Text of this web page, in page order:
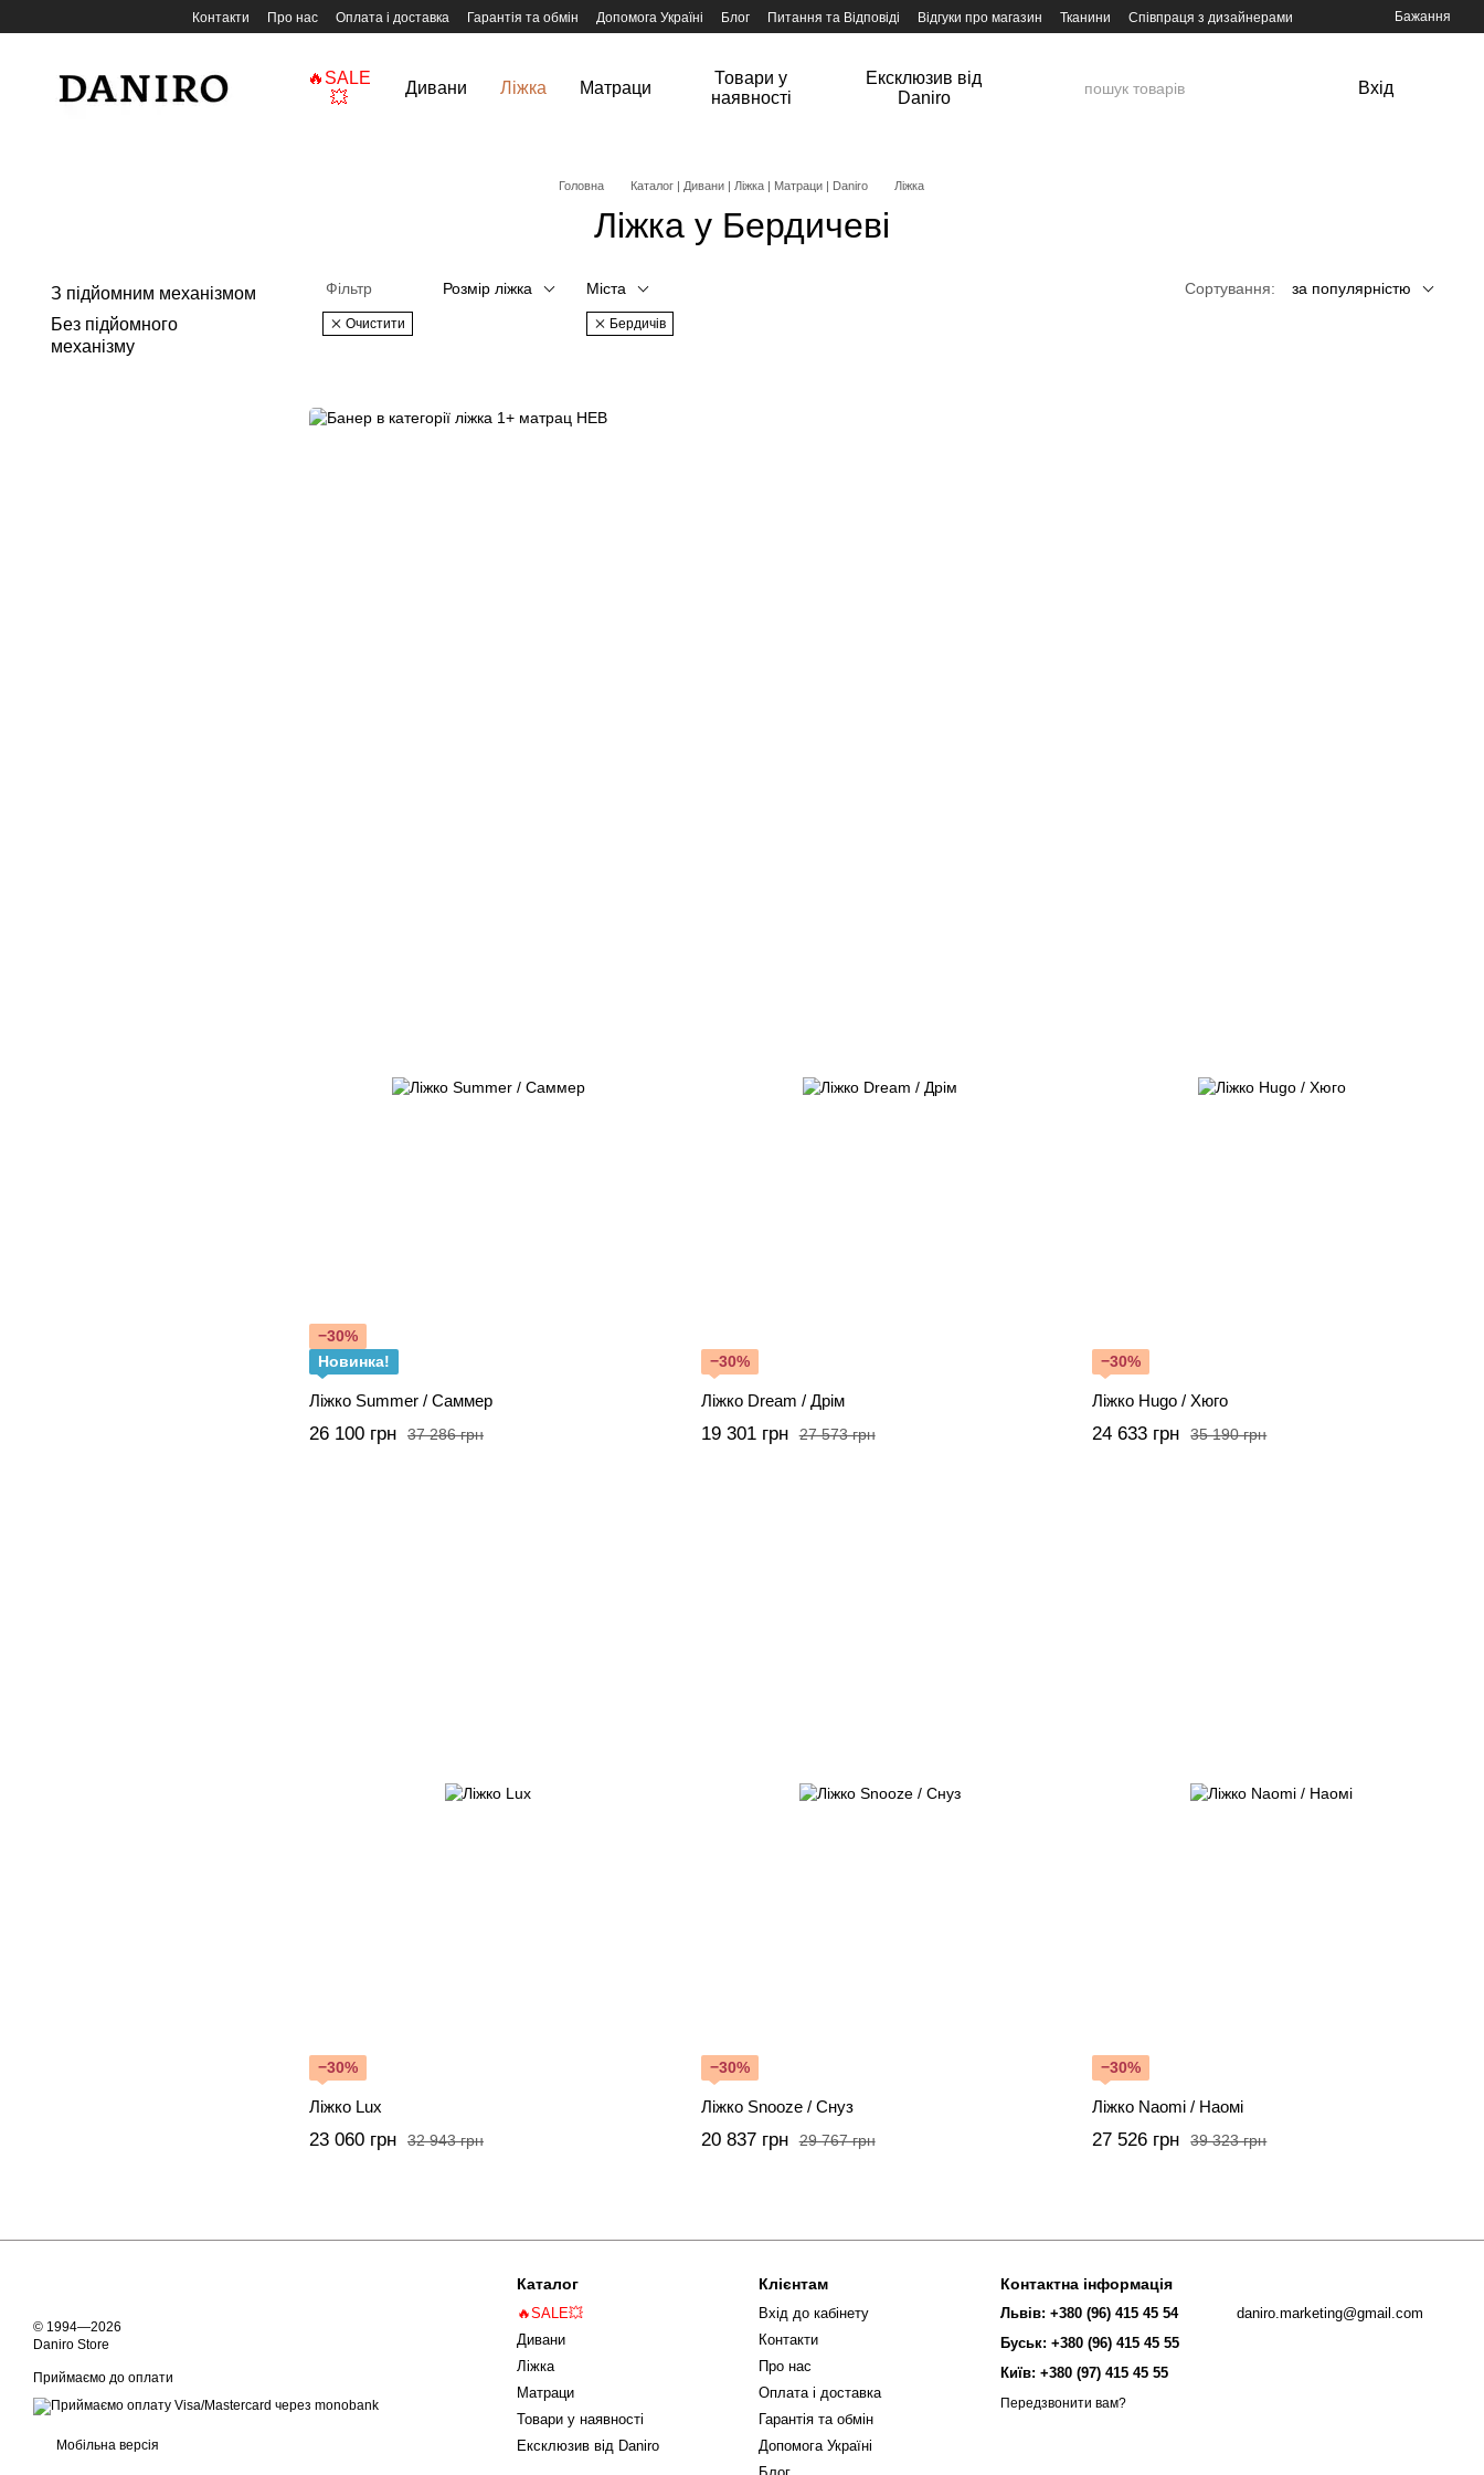
Перейти до основного контенту
Контакти Про нас Оплата і доставка Гарантія та обмін Допомога Україні Блог Питання та Відповіді Відгуки про магазин Тканини Співпраця з дизайнерами Бажання
🔥SALE
💥
Дивани Ліжка Матраци
Товари у
наявності
Ексклюзив від
Daniro
Вхід
Головна Каталог | Дивани | Ліжка | Матраци | Daniro Ліжка
Ліжка у Бердичеві
Фільтр
Очистити
Розмір ліжка Міста
Бердичів
Сортування: за популярністю
−30%
Новинка!
Ліжко Summer / Саммер
37 286 грн
26 100 грн
−30%
Ліжко Dream / Дрім
27 573 грн
19 301 грн
−30%
Ліжко Hugo / Хюго
35 190 грн
24 633 грн
−30%
Ліжко Lux
32 943 грн
23 060 грн
−30%
Ліжко Snooze / Снуз
29 767 грн
20 837 грн
−30%
Ліжко Naomi / Наомі
39 323 грн
27 526 грн
З підйомним механізмом
Без підйомного
механізму
© 1994—2026
Daniro Store
Приймаємо до оплати
Мобільна версія
Каталог
🔥SALE💥
Дивани
Ліжка
Матраци
Товари у наявності
Ексклюзив від Daniro
Клієнтам
Вхід до кабінету
Контакти
Про нас
Оплата і доставка
Гарантія та обмін
Допомога Україні
Контактна інформація
Львів: +380 (96) 415 45 54
Буськ: +380 (96) 415 45 55
Київ: +380 (97) 415 45 55
Передзвонити вам?
daniro.marketing@gmail.com